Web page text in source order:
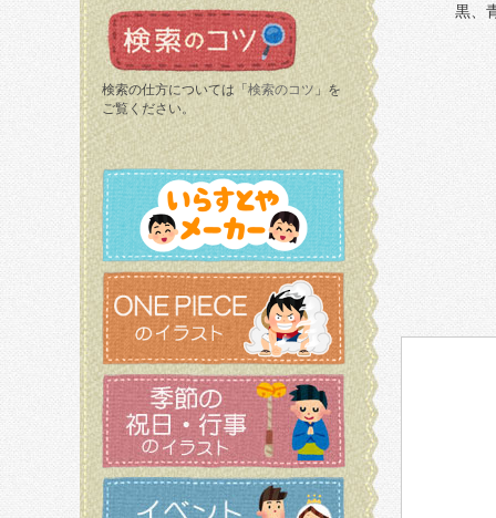
検索の仕方については「 検索のコツ 」を
ご覧ください。
黒、